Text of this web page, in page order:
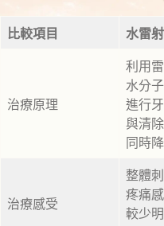
比較項目 水雷
治療原理
利用
水分
進行
與清
同時
治療感受
整體
疼痛
較少